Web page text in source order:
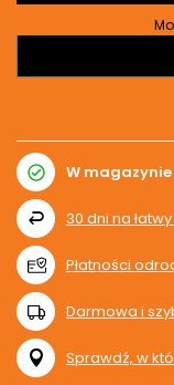
W magazynie
30 dni na
Płatności
Darmowa i
Sprawdź, w